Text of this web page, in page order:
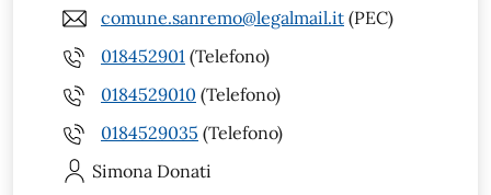
comune.sanremo@legalmail.it (PEC)
018452901 (Telefono)
0184529010 (Telefono)
0184529035 (Telefono)
Simona Donati